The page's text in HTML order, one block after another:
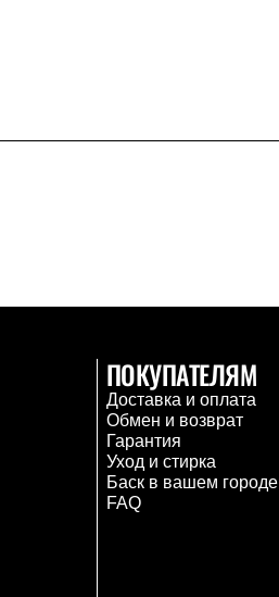
ПОКУПАТЕЛЯМ
Доставка и оплата
Обмен и возврат
Гарантия
Уход и стирка
Баск в вашем городе
FAQ